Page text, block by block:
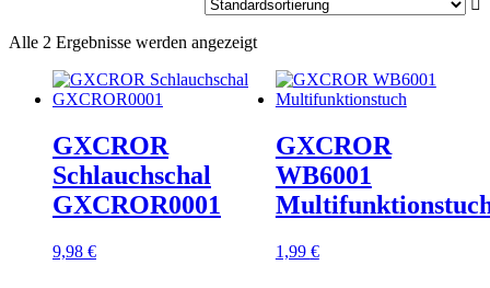
Alle 2 Ergebnisse werden angezeigt
GXCROR
Schlauchschal
GXCROR0001
9,98 €
GXCROR
WB6001
1,99 €